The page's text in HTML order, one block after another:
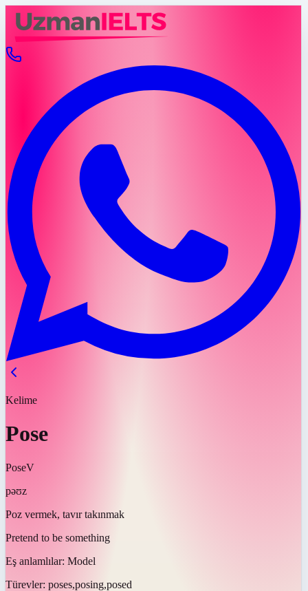
Kelime
Pose
PoseV
pəʊz
Poz vermek, tavır takınmak
Pretend to be something
Eş anlamlılar: Model
Türevler: poses,posing,posed